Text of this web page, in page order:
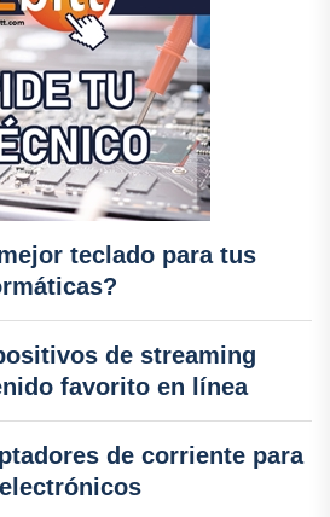
teclado para tus
de streaming
favorito en línea
de corriente para